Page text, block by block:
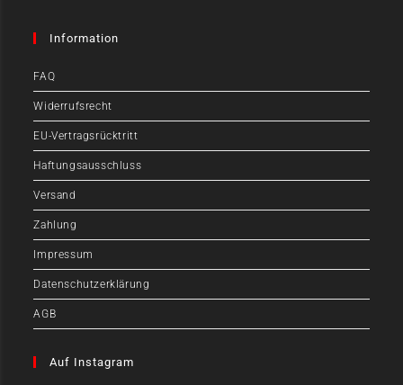
Information
FAQ
Widerrufsrecht
EU-Vertragsrücktritt
Haftungsausschluss
Versand
Zahlung
Impressum
Datenschutzerklärung
AGB
Auf Instagram